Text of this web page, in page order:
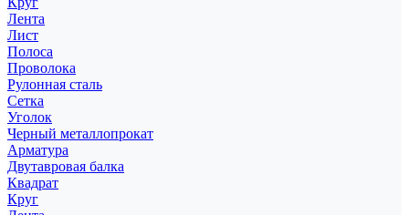
Лента
Лист
Полоса
Проволока
Рулонная сталь
Сетка
Уголок
Черный металлопрокат
Арматура
Двутавровая балка
Квадрат
Круг